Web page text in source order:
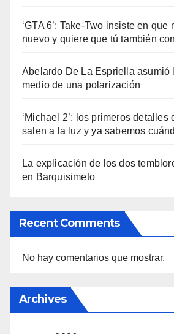
‘GTA 6’: Take-Two insiste en
nuevo y quiere que tú también
Abelardo De La Espriella asumió
medio de una polarización
‘Michael 2’: los primeros detalles
salen a la luz y ya sabemos
La explicación de los dos
en Barquisimeto
Recent Comments
No hay comentarios que mostrar.
Archives